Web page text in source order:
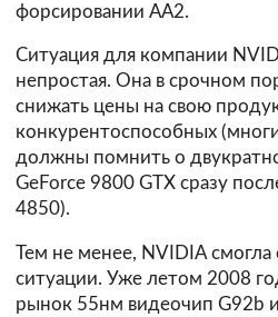
форсировании АА2.
Ситуация для компании
непростая. Она в срочном
снижать цены на свою
конкурентоспособных
должны помнить о
GeForce 9800 GTX сразу
4850).
Тем не менее, NVIDIA смогла
ситуации. Уже летом 2008
рынок 55нм видеочип G92b